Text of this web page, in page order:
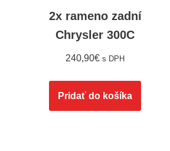
2x rameno zadní
Chrysler 300C
240,90€ s DPH
Pridať do košíka